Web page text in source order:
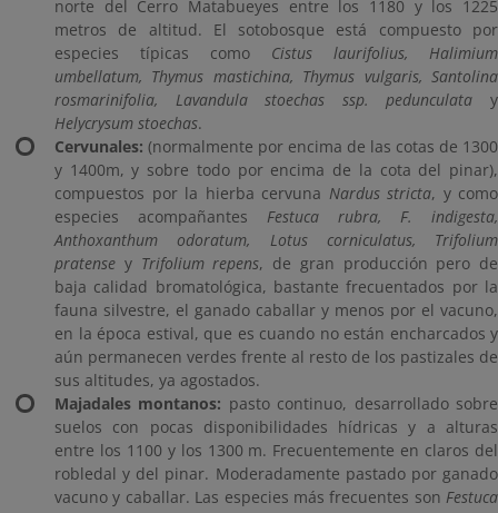
norte del Cerro Matabueyes entre los 1180 y los 1225
metros de altitud. El sotobosque está compuesto por
especies típicas como Cistus laurifolius, Halimium
umbellatum, Thymus mastichina, Thymus vulgaris, Santolina
rosmarinifolia, Lavandula stoechas ssp. pedunculata y
Helycrysum stoechas.
Cervunales: (normalmente por encima de las cotas de 1300
y 1400m, y sobre todo por encima de la cota del pinar),
compuestos por la hierba cervuna Nardus stricta, y como
especies acompañantes Festuca rubra, F. indigesta,
Anthoxanthum odoratum, Lotus corniculatus, Trifolium
pratense y Trifolium repens, de gran producción pero de
baja calidad bromatológica, bastante frecuentados por la
fauna silvestre, el ganado caballar y menos por el vacuno,
en la época estival, que es cuando no están encharcados y
aún permanecen verdes frente al resto de los pastizales de
sus altitudes, ya agostados.
Majadales montanos: pasto continuo, desarrollado sobre
suelos con pocas disponibilidades hídricas y a alturas
entre los 1100 y los 1300 m. Frecuentemente en claros del
robledal y del pinar. Moderadamente pastado por ganado
vacuno y caballar. Las especies más frecuentes son Festuca